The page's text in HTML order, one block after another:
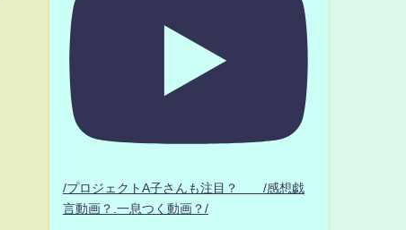
/プロジェクトA子さんも注目？ /感想戯
言動画？.一息つく動画？/